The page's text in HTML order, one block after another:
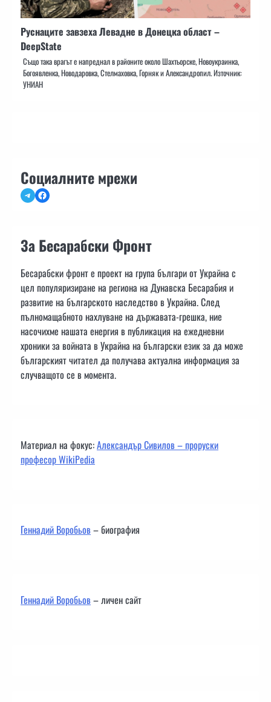
Руснаците завзеха Левадне в Донецка област –
DeepState
Също така врагът е напреднал в районите около Шахтьорске, Новоукраинка,
Богоявленка, Новодаровка, Стелмаховка, Горняк и Александропил. Източник:
УНИАН
Социалните мрежи
TelegramFacebook
За Бесарабски Фронт
Бесарабски фронт е проект на група българи от Украйна с
цел популяризиране на региона на Дунавска Бесарабия и
развитие на българското наследство в Украйна. След
пълномащабното нахлуване на държавата-грешка, ние
насочихме нашата енергия в публикация на ежедневни
хроники за войната в Украйна на български език за да може
българският читател да получава актуална информация за
случващото се в момента.
Материал на фокус:Александър Сивилов – проруски
професор WikiPedia
Геннадий Воробьов– биография
Геннадий Воробьов– личен сайт